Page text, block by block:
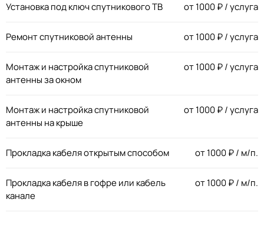
Установка под ключ спутникового ТВ от1000₽ / услуга
Ремонт спутниковой антенны от1000₽ / услуга
Монтаж и настройка спутниковой
антенны за окном
от1000₽ / услуга
Монтаж и настройка спутниковой
антенны на крыше
от1000₽ / услуга
Прокладка кабеля открытым способом от1000₽ / м/п.
Прокладка кабеля в гофре или кабель
канале
от1000₽ / м/п.